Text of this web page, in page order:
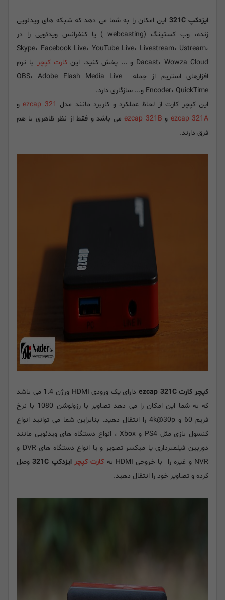
ایزدکپ 321C
این امکان را به شما می دهد که شبکه های ویدئویی
زنده، وب کستینگ (webcasting ) یا کنفرانس ویدئویی را در
Skype، Facebook Live، YouTube Live، Livestream، Ustream،
Dacast، Wowza Cloud و ... پخش کنید. این
کارت کپچر با نرم
افزارهای استریم از جمله OBS، Adobe Flash Media Live
Encoder، QuickTime و... سازگاری دارد.
این کپچر کارت از لحاظ عملکرد و کاربرد مانند مدل ezcap 321و
ezcap 321A و ezcap 321Bمی باشد و فقط از نظر ظاهری با هم
فرق دارند.
کپچر کارت ezcap 321C
دارای یک ورودی HDMI ورژن 1.4 می باشد
که به شما این امکان را می دهد تصاویر با رزولوشن 1080 با نرخ
فریم 60 و 4k@30p را انتقال دهید. بنابراین شما می توانید انواع
کنسول بازی مثل PS4 و Xbox ، انواع دستگاه های ویدئویی مانند
دوربین فیلمبرداری یا میکسر تصویر و یا انواع دستگاه های DVR و
NVR و غیره را با خروجی HDMI به
کارت کپچر ایزدکپ 321C
وصل
کرده و تصاویر خود را انتقال دهید.